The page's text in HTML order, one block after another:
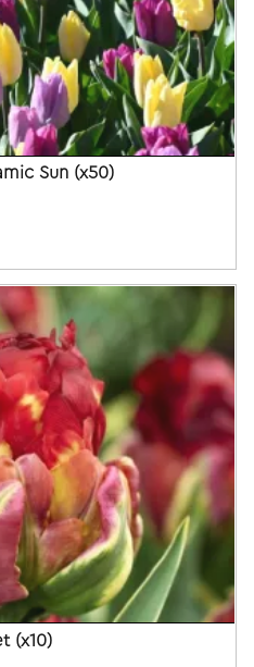
Sun (x50)
(x10)